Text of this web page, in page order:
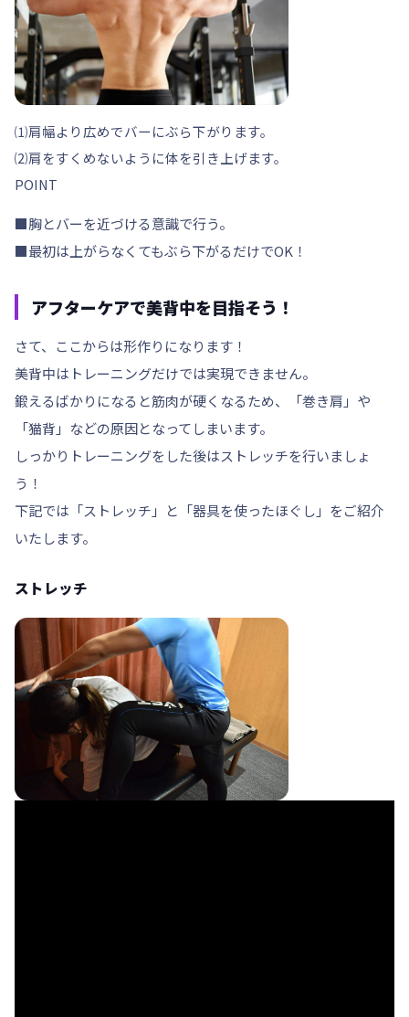
⑴肩幅より広めでバーにぶら下がります。
⑵肩をすくめないように体を引き上げます。
POINT
■胸とバーを近づける意識で行う。
■最初は上がらなくてもぶら下がるだけでOK！
アフターケアで美背中を目指そう！
さて、ここからは形作りになります！
美背中はトレーニングだけでは実現できません。
鍛えるばかりになると筋肉が硬くなるため、「巻き肩 」や
「猫背 」などの原因となってしまいます。
しっかりトレーニングをした後はストレッチを行いましょ
う！
下記では「ストレッチ」と「器具を使ったほぐし」をご紹介
いたします。
ストレッチ